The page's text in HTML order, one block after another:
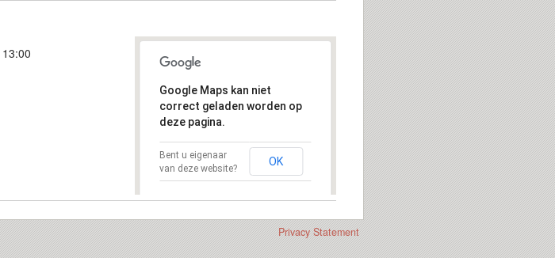
13:00
Google Maps kan niet
correct geladen worden op
deze pagina.
Bent u eigenaar
van deze website?
OK
Privacy Statement